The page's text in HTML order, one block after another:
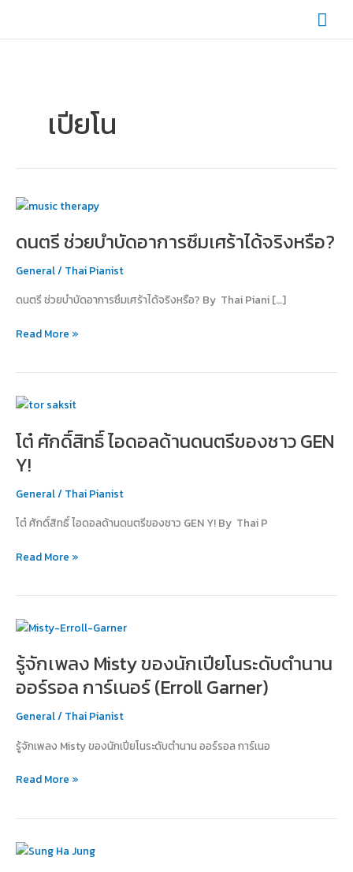
content
เปียโน
ดนตรี ช่วยบำบัดอาการซึมเศร้าได้จริงหรือ?
General/ Thai Pianist
ดนตรี ช่วยบำบัดอาการซึมเศร้าได้จริงหรือ? By Thai Piani […]
ดนตรี
บำบัด
ซึม
ได้
หรือ?
Read More »
โต๋ ศักดิ์สิทธิ์ ไอดอลด้านดนตรีของชาว GEN
Y!
General/ Thai Pianist
โต๋ ศักดิ์สิทธิ์ ไอดอลด้านดนตรีของชาว GEN Y! By Thai P
โต๋
ไอ
ลด้าน
ดนตรี
ชาว
Y!
Read More »
รู้จักเพลง Misty ของนักเปียโนระดับตำนาน
ออร์รอล การ์เนอร์ (Erroll Garner)
General/ Thai Pianist
รู้จักเพลง Misty ของนักเปียโนระดับตำนาน ออร์รอล การ์เนอ
รู้จัก
Misty
ของ
นัก
เปีย
ระดับ
ออร์
การ์
ร์
Read More »
รู้จัก